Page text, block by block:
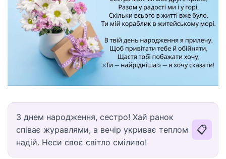
З днем народження, сестро! Хай ранок
співає журавлями, а вечір укриває теплом
надій. Неси своє світло сміливо!
📋